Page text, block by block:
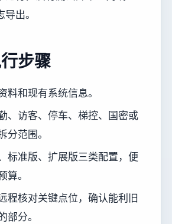
出。
步骤
料和现有系统信息。
、访客、停车、梯控、国密或
分范围。
标准版、扩展版三类配置，便
算。
程核对关键点位，确认能利旧
部分。